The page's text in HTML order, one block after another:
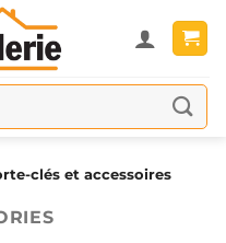
clés et accessoires